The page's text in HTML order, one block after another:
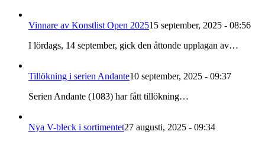
Vinnare av Konstlist Open 202515 september, 2025 - 08:56
I lördags, 14 september, gick den åttonde upplagan av…
Tillökning i serien Andante10 september, 2025 - 09:37
Serien Andante (1083) har fått tillökning…
Nya V-bleck i sortimentet27 augusti, 2025 - 09:34